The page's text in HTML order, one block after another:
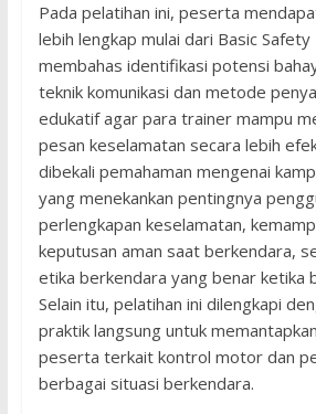
Pada pelatihan ini, peserta
lebih lengkap mulai dari Basic Safety
membahas identifikasi potensi
teknik komunikasi dan metode
edukatif agar para trainer mampu
pesan keselamatan secara lebih
dibekali pemahaman mengenai
yang menekankan pentingnya
perlengkapan keselamatan,
keputusan aman saat berkendara,
etika berkendara yang benar ketika
Selain itu, pelatihan ini dilengkapi
praktik langsung untuk
peserta terkait kontrol motor dan
berbagai situasi berkendara.